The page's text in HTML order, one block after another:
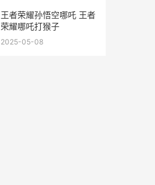
王者荣耀孙悟空哪吒 王者
荣耀哪吒打猴子
2025-05-08